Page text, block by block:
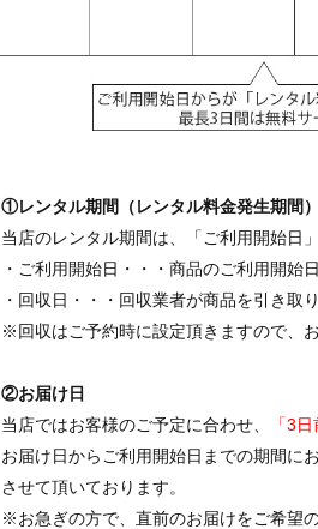
①レンタル期間（レンタル料金発生期間）
当店のレンタル期間は、「ご利用開始日
・ご利用開始日・・・商品のご利用開始
・回収日・・・回収業者が商品を引き取
※回収はご予約時に設定頂きますので、
②お届け日
当店ではお客様のご予定に合わせ、
「3日
お届け日からご利用開始日までの期間に
させて頂いております。
※お急ぎの方で、直前のお届けをご希望